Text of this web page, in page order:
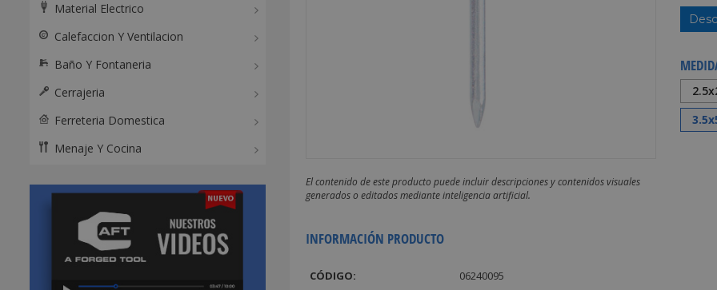
El contenido de este producto puede incluir descripciones y contenidos visuales
generados o editados mediante inteligencia artificial.
INFORMACIÓN PRODUCTO
CÓDIGO:
06240095
Material Electrico
Calefaccion Y Ventilacion
Baño Y Fontaneria
Cerrajeria
Ferreteria Domestica
Menaje Y Cocina